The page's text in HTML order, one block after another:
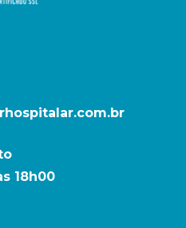
18h00